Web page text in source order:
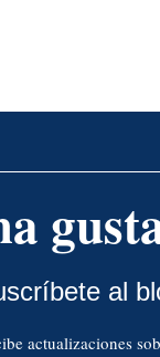
al
actualizaciones